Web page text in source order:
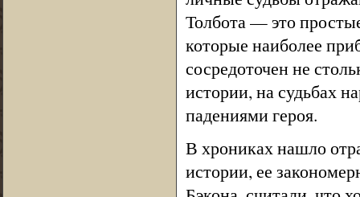
Толбота — это
которые наиболее
сосредоточен не
истории, на судьбах
падениями героя.
В хрониках нашло
истории, ее